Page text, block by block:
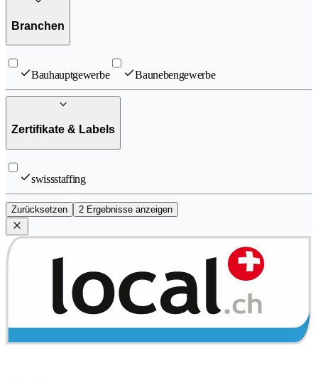
Branchen
Bauhauptgewerbe Baunebengewerbe
Zertifikate & Labels
swissstaffing
Zurücksetzen 2 Ergebnisse anzeigen